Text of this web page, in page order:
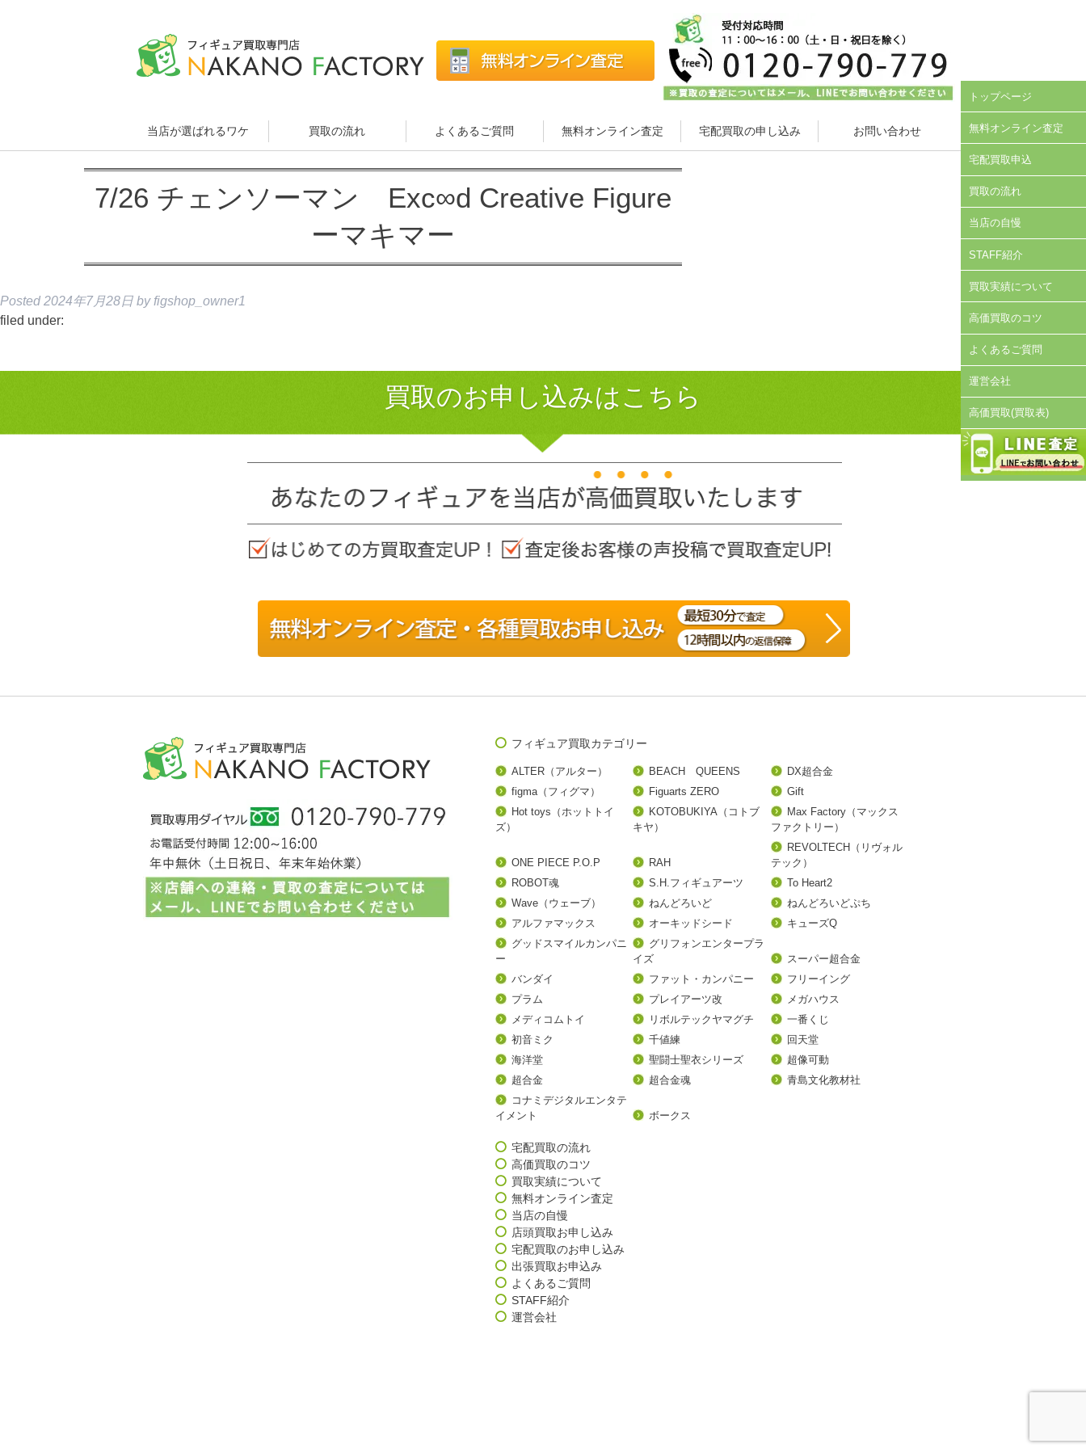
当店が選ばれるワケ 買取の流れ よくあるご質問 無料オンライン査定 宅配買取の申し込み お問い合わせ
7/26 チェンソーマン Exc∞d Creative Figure
ーマキマー
Posted 2024年7月28日 by figshop_owner1
filed under:
トップページ
無料オンライン査定
宅配買取申込
買取の流れ
当店の自慢
STAFF紹介
買取実績について
高価買取のコツ
よくあるご質問
運営会社
高価買取(買取表)
買取のお申し込みはこちら
フィギュア買取カテゴリー
ALTER（アルター） BEACH QUEENS
DX超合金
figma（フィグマ）
Figuarts ZERO
Gift
Hot toys（ホットトイ
ズ）
KOTOBUKIYA（コトブ
キヤ）
Max Factory（マックス
ファクトリー）
ONE PIECE P.O.P RAH
REVOLTECH（リヴォル
テック）
ROBOT魂
S.H.フィギュアーツ
To Heart2
Wave（ウェーブ）
ねんどろいど
ねんどろいどぷち
アルファマックス
オーキッドシード
キューズQ
グッドスマイルカンパニ
ー
グリフォンエンタープラ
イズ
スーパー超合金
バンダイ
ファット・カンパニー
フリーイング
プラム
プレイアーツ改
メガハウス
メディコムトイ
リボルテックヤマグチ
一番くじ
初音ミク
千値練
回天堂
海洋堂
聖闘士聖衣シリーズ
超像可動
超合金
超合金魂
青島文化教材社
コナミデジタルエンタテ
イメント
ボークス
宅配買取の流れ
高価買取のコツ
買取実績について
無料オンライン査定
当店の自慢
店頭買取お申し込み
宅配買取のお申し込み
出張買取お申込み
よくあるご質問
STAFF紹介
運営会社